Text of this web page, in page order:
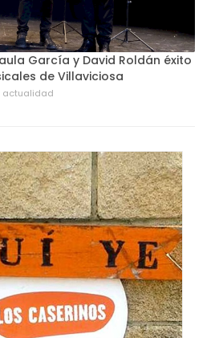
García y David Roldán éxito
de Villaviciosa
actualidad